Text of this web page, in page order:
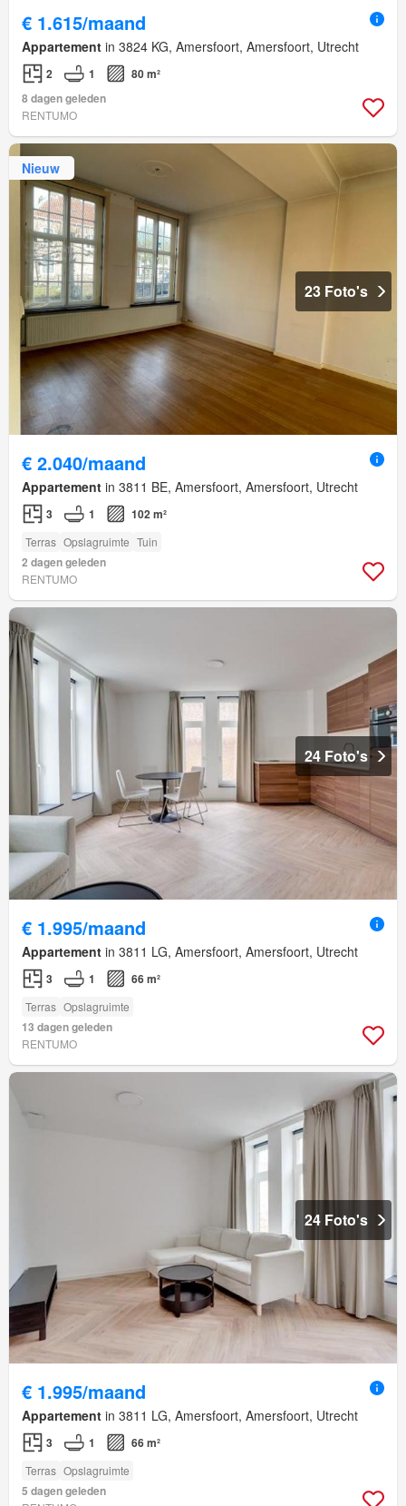
€ 1.615/maand
Appartement in 3824 KG, Amersfoort, Amersfoort, Utrecht
2 1
80 m²
8 dagen geleden
RENTUMO
Nieuw
23 Foto's
€ 2.040/maand
Appartement in 3811 BE, Amersfoort, Amersfoort, Utrecht
3 1 102 m²
Terras Opslagruimte Tuin
2 dagen geleden
RENTUMO
24 Foto's
€ 1.995/maand
Appartement in 3811 LG, Amersfoort, Amersfoort, Utrecht
3 1 66 m²
Terras Opslagruimte
13 dagen geleden
RENTUMO
24 Foto's
€ 1.995/maand
Appartement in 3811 LG, Amersfoort, Amersfoort, Utrecht
3 1 66 m²
Terras Opslagruimte
5 dagen geleden